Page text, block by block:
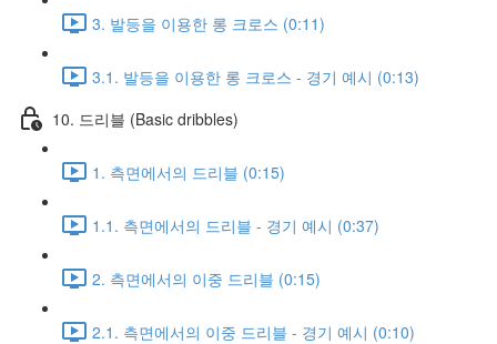
3. 발등을 이용한 롱 크로스 (0:11)
3.1. 발등을 이용한 롱 크로스 - 경기 예시 (0:13)
10. 드리블 (Basic dribbles)
1. 측면에서의 드리블 (0:15)
1.1. 측면에서의 드리블 - 경기 예시 (0:37)
2. 측면에서의 이중 드리블 (0:15)
2.1. 측면에서의 이중 드리블 - 경기 예시 (0:10)